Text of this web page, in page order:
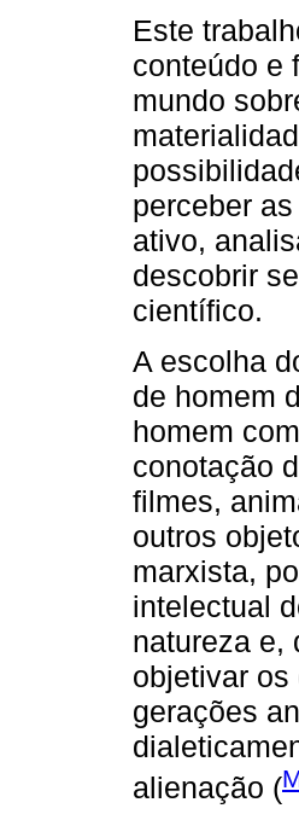
Este
conteúdo e
mundo
perceber
ativo,
descobrir
científico.
A escolha
de homem
homem
conotação
filmes,
outros
marxista,
intelectual
natureza e,
objetivar
gerações
alienação (